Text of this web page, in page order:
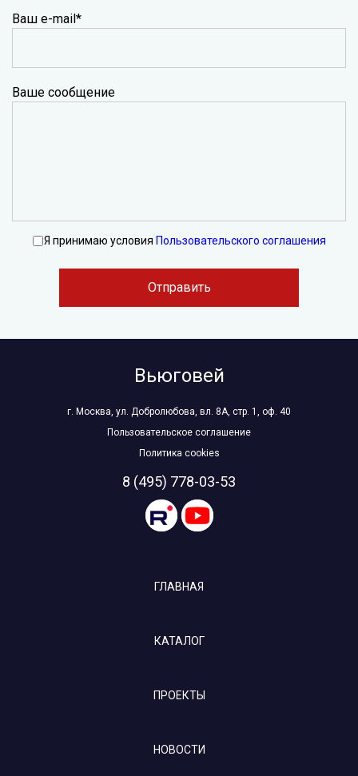
Ваш e-mail*
Ваше сообщение
Я принимаю условия Пользовательского соглашения
Отправить
Вьюговей
г. Москва, ул. Добролюбова, вл. 8А, стр. 1, оф. 40
Пользовательское соглашение
Политика cookies
8 (495) 778-03-53
ГЛАВНАЯ
КАТАЛОГ
ПРОЕКТЫ
НОВОСТИ